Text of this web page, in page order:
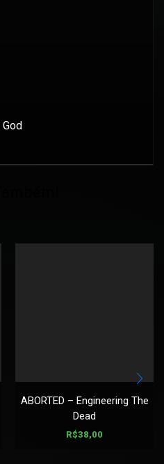
ABORTED – Engineering The
Dead
R$38,00